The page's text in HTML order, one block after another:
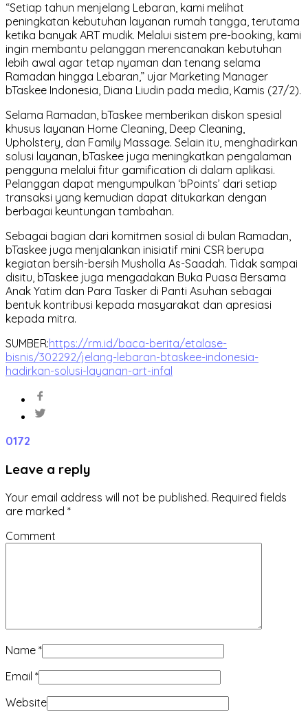
“Setiap tahun menjelang Lebaran, kami melihat
peningkatan kebutuhan layanan rumah tangga, terutama
ketika banyak ART mudik. Melalui sistem pre-booking, kami
ingin membantu pelanggan merencanakan kebutuhan
lebih awal agar tetap nyaman dan tenang selama
Ramadan hingga Lebaran,” ujar Marketing Manager
bTaskee Indonesia, Diana Liudin pada media, Kamis (27/2).
Selama Ramadan, bTaskee memberikan diskon spesial
khusus layanan Home Cleaning, Deep Cleaning,
Upholstery, dan Family Massage. Selain itu, menghadirkan
solusi layanan, bTaskee juga meningkatkan pengalaman
pengguna melalui fitur gamification di dalam aplikasi.
Pelanggan dapat mengumpulkan ‘bPoints’ dari setiap
transaksi yang kemudian dapat ditukarkan dengan
berbagai keuntungan tambahan.
Sebagai bagian dari komitmen sosial di bulan Ramadan,
bTaskee juga menjalankan inisiatif mini CSR berupa
kegiatan bersih-bersih Musholla As-Saadah. Tidak sampai
disitu, bTaskee juga mengadakan Buka Puasa Bersama
Anak Yatim dan Para Tasker di Panti Asuhan sebagai
bentuk kontribusi kepada masyarakat dan apresiasi
kepada mitra.
SUMBER:https://rm.id/baca-berita/etalase-
bisnis/302292/jelang-lebaran-btaskee-indonesia-
hadirkan-solusi-layanan-art-infal
0172
Leave a reply
Your email address will not be published. Required fields
are marked *
Comment
Name *
Email *
Website